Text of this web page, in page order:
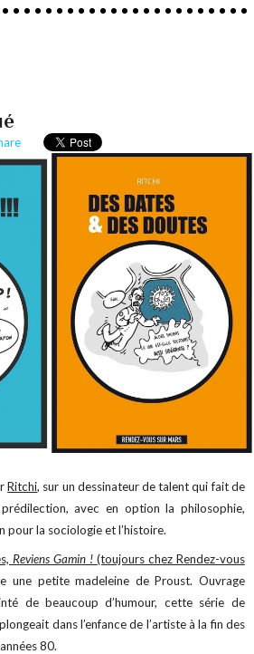
Ritchi, sur un dessinateur de talent qui fait de
avec en option la philosophie,
pour la sociologie et l’histoire.
Reviens Gamin ! (toujours chez Rendez-vous
une petite madeleine de Proust. Ouvrage
de beaucoup d’humour, cette série de
dans l’enfance de l’artiste à la fin des
80.